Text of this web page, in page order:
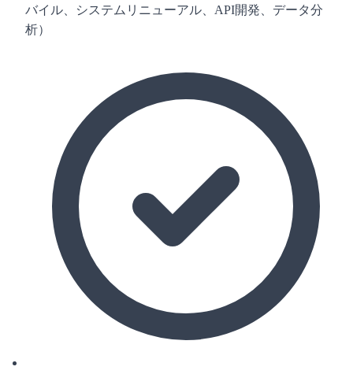
バイル、システムリニューアル、API開発、データ分
析）